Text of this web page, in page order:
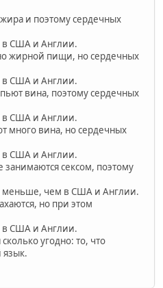
и поэтому сердечных
в США и Англии.
жирной пищи, но сердечных
в США и Англии.
вина, поэтому сердечных
в США и Англии.
много вина, но сердечных
в США и Англии.
сексом, поэтому
меньше, чем в США и Англии.
но при этом
в США и Англии.
угодно: то, что
язык.